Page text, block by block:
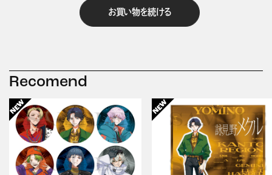
お買い物を続ける
Recomend